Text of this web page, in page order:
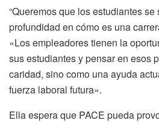
“Queremos que los estudiantes se
profundidad en cómo es una
«Los empleadores tienen la
sus estudiantes y pensar en esos
caridad, sino como una ayuda
fuerza laboral futura».
Ella espera que PACE pueda